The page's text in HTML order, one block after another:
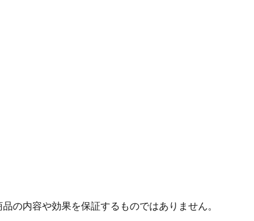
の内容や効果を保証するものではありません。